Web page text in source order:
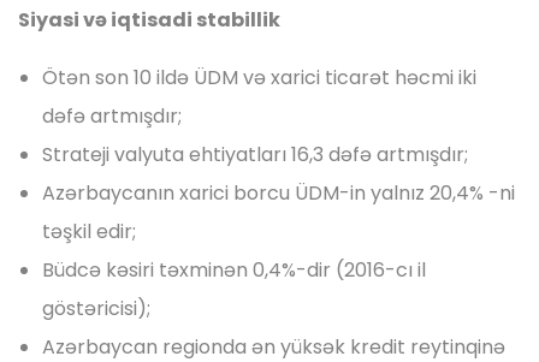
Siyasi və iqtisadi stabillik
Ötən son 10 ildə ÜDM və xarici ticarət həcmi iki
dəfə artmışdır;
Strateji valyuta ehtiyatları 16,3 dəfə artmışdır;
Azərbaycanın xarici borcu ÜDM-in yalnız 20,4% -ni
təşkil edir;
Büdcə kəsiri təxminən 0,4%-dir (2016-cı il
göstəricisi);
Azərbaycan regionda ən yüksək kredit reytinqinə